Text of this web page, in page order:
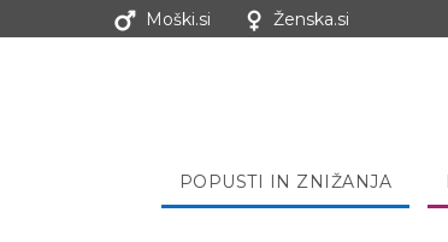
Moški.si Ženska.si
POPUSTI IN ZNIŽANJA